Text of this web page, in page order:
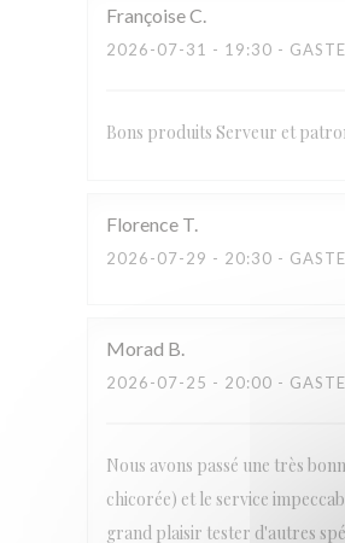
FrançoiseC
2026-07-31 - 19:30 -
Bons produits Serveur et
Florence T
2026-07-29 - 20:30 -
Morad B
2026-07-25 - 20:00 -
Nous avons passé une très
chicorée) et le service
grand plaisir tester d'autres